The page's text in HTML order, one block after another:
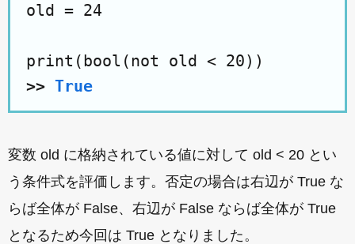
old = 24
>> True
変数 old に格納されている値に対して old < 20 とい
う条件式を評価します。否定の場合は右辺が True な
らば全体が False、右辺が False ならば全体が True
となるため今回は True となりました。